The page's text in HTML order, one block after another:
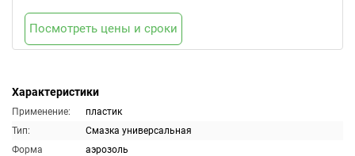
Характеристики
Применение:
пластик
Тип:
Смазка универсальная
Форма
аэрозоль
Посмотреть цены и сроки